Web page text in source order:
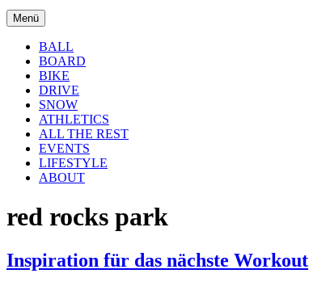
Menü
BALL
BOARD
BIKE
DRIVE
SNOW
ATHLETICS
ALL THE REST
EVENTS
LIFESTYLE
ABOUT
red rocks park
Inspiration für das nächste Workout